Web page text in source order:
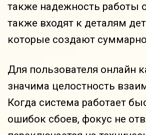
также надежность работы
также входят к деталям
которые создают
Для пользователя онлайн
значима целостность
Когда система работает
ошибок сбоев, фокус не